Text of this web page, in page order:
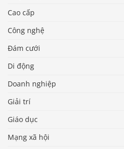
Cao cấp
Công nghệ
Đám cưới
Di động
Doanh nghiệp
Giải trí
Giáo dục
Mạng xã hội